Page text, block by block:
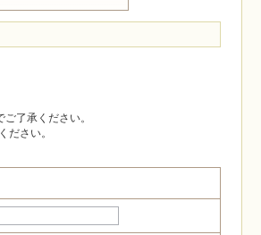
了承ください。
ださい。